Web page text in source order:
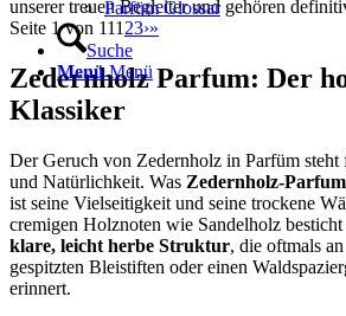
Parfüm Glossar
Suche
Menü Menü
unserer treuen Begleiter und gehören
Seite 1 von 111 23›»
Zedernholz Parfum: Der
Klassiker
Der Geruch von Zedernholz in Parfüm steht
und Natürlichkeit. Was Zedernholz-
ist seine Vielseitigkeit und seine trockene
cremigen Holznoten wie Sandelholz
klare, leicht herbe Struktur, die oftmals
gespitzten Bleistiften oder einen
erinnert.